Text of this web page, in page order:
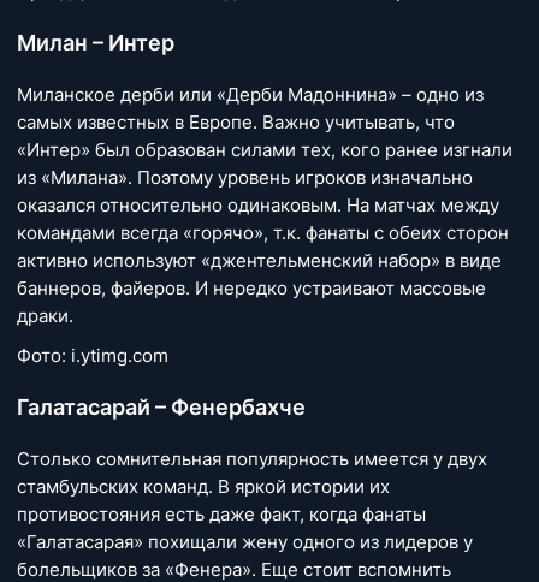
Милан – Интер
Миланское дерби или «Дерби Мадоннина» – одно из
самых известных в Европе. Важно учитывать, что
«Интер» был образован силами тех, кого ранее изгнали
из «Милана». Поэтому уровень игроков изначально
оказался относительно одинаковым. На матчах между
командами всегда «горячо», т.к. фанаты с обеих сторон
активно используют «джентельменский набор» в виде
баннеров, файеров. И нередко устраивают массовые
драки.
Фото: i.ytimg.com
Галатасарай – Фенербахче
Столько сомнительная популярность имеется у двух
стамбульских команд. В яркой истории их
противостояния есть даже факт, когда фанаты
«Галатасарая» похищали жену одного из лидеров у
болельщиков за «Фенера». Еще стоит вспомнить